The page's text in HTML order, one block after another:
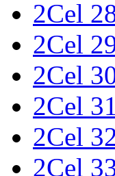
2Cel
2Cel
2Cel
2Cel 31
2Cel
2Cel